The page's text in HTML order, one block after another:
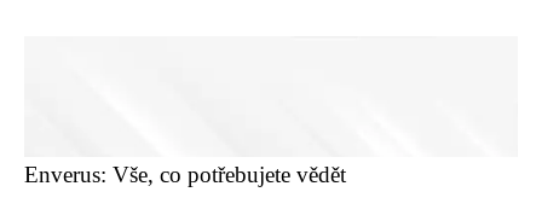
Enverus: Vše, co potřebujete vědět